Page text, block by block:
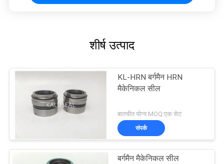
शीर्ष उत्पाद
KL-HRN बर्गमैन HRN
मैकेनिकल सील
बातचीत योग्य MOQ:एक सेट
संपर्क
बर्गमैन मैकेनिकल सील